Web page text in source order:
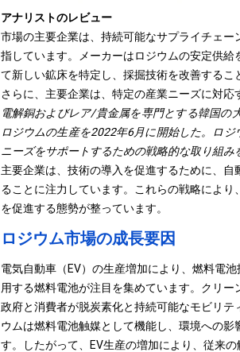
アナリストのレビュー
市場の主要企業は、持続可能なサプライチェ
指しています。
メーカーはロジウムの安定供
て新しい鉱床を特定し、採掘技術を改善するこ
さらに、主要企業は、特定の産業ニーズに対応
電解銅およびレア/貴金属を専門とする韓国の
ロジウムの生産を2022年6月に開始した。ロ
ニーズをサポートするための戦略的な取り組み
主要企業は、技術の導入を促進するために、
ることに注力しています。これらの戦略によ
を促進する態勢が整っています。
ロジウム市場の成長要因
電気自動車（EV）の生産増加により、燃料電
用する燃料電池が注目を集めています。 クリー
政府と消費者が脱炭素化と持続可能なモビリ
ウムは燃料電池触媒として機能し、環境への
す。
したがって、EV生産の増加により、従来